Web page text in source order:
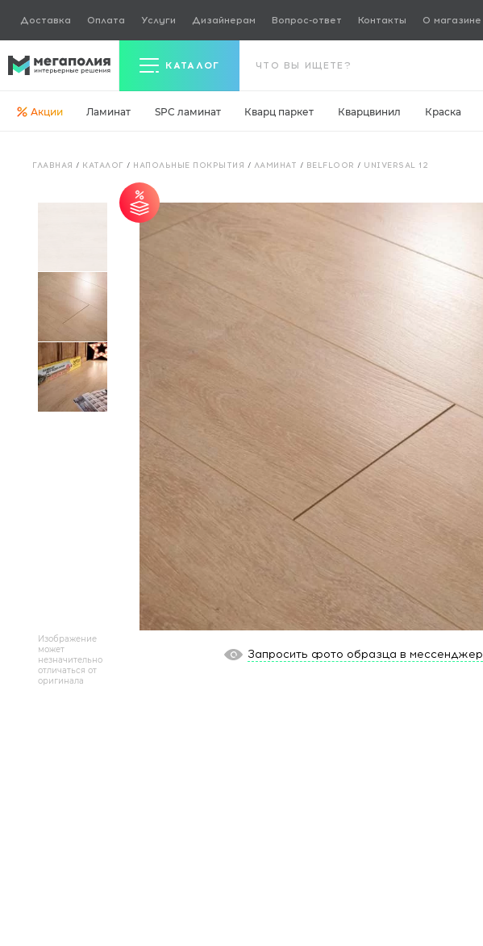
Доставка Оплата Услуги Дизайнерам Вопрос-ответ Контакты О магазине
КАТАЛОГ
Кварц паркет
Ковровая плитка
Паркетная доска
Массивная доска
Террасная доска
Аксессуары для укладки
Настенные покрытия
Отопительное оборудование
По распродаже и скидке
Популярные товары
Акции Ламинат SPC ламинат Кварц паркет Кварцвинил Краска
ГЛАВНАЯ / КАТАЛОГ / НАПОЛЬНЫЕ ПОКРЫТИЯ / ЛАМИНАТ / BELFLOOR / UNIVERSAL 12
Изображение
может
незначительно
отличаться от
оригинала
от 30 м² - скидка 5%.
Запросить фото образца в мессенджер